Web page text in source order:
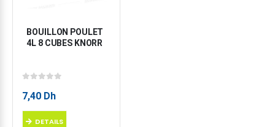
BOUILLON POULET
4L 8 CUBES KNORR
7,40 Dh
DETAILS